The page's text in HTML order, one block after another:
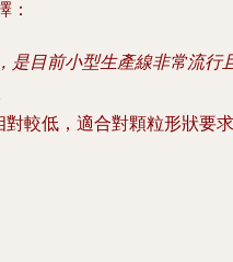
：
目前小型生產線非常流行
較低，適合對顆粒形狀要求